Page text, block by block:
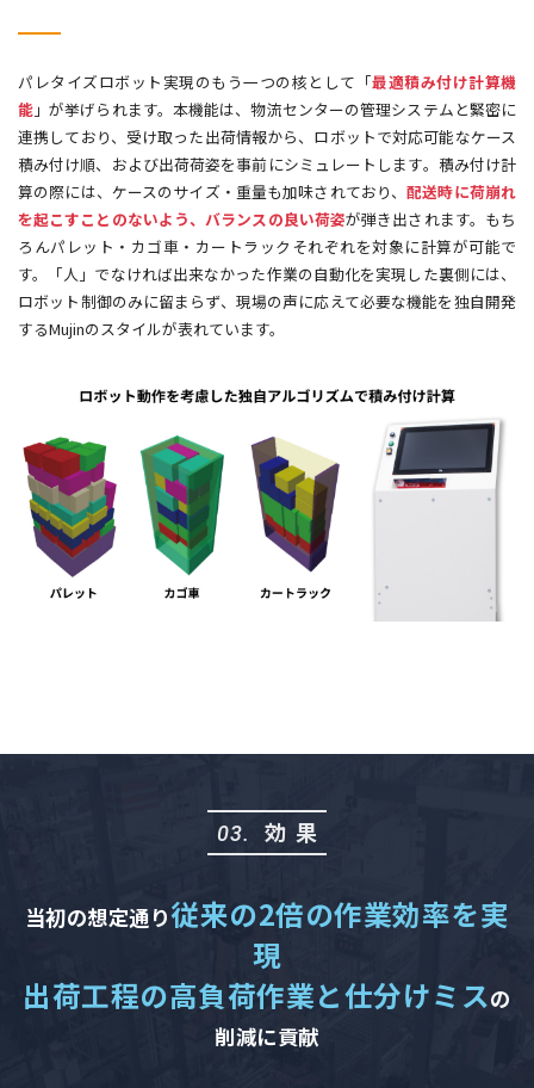
パレタイズロボット実現のもう一つの核として「最適積み付け計算機
能 」が挙げられます。本機能は、物流センターの管理システムと緊密に
連携しており、受け取った出荷情報から、ロボットで対応可能なケース
積み付け順、および出荷荷姿を事前にシミュレートします。積み付け計
算の際には、ケースのサイズ・重量も加味されており、配送時に荷崩れ
を起こすことのないよう、バランスの良い荷姿が弾き出されます。もち
ろんパレット・カゴ車・カートラックそれぞれを対象に計算が可能で
す。「人」でなければ出来なかった作業の自動化を実現した裏側には、
ロボット制御のみに留まらず、現場の声に応えて必要な機能を独自開発
するMujinのスタイルが表れています。
03. 効果
当初の想定通り従来の2倍の作業効率を実
現
出荷工程の高負荷作業と仕分けミスの
削減に貢献